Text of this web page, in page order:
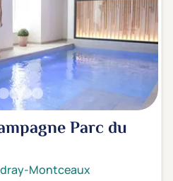
Parc du
Montceaux